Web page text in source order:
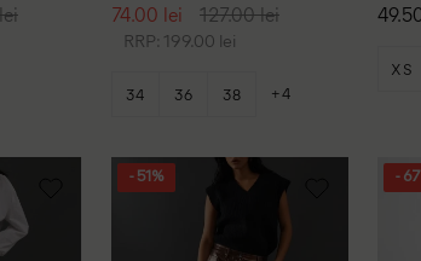
74.00 lei 127.00 lei
RRP: 199.00 lei
34 36 38 +4
XS
- 51% -